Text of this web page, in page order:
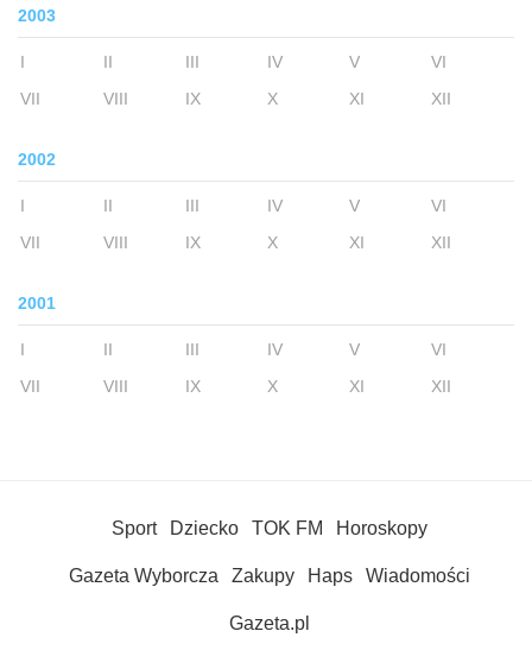
2003
I II III IV V
VI
VII
VIII IX X XI XII
2002
I II III IV V
VI
VII
VIII IX X XI XII
2001
I II III IV V
VI
VII
VIII IX X XI XII
Sport Dziecko TOK FM Horoskopy
Gazeta Wyborcza Zakupy Haps Wiadomości
Gazeta.pl